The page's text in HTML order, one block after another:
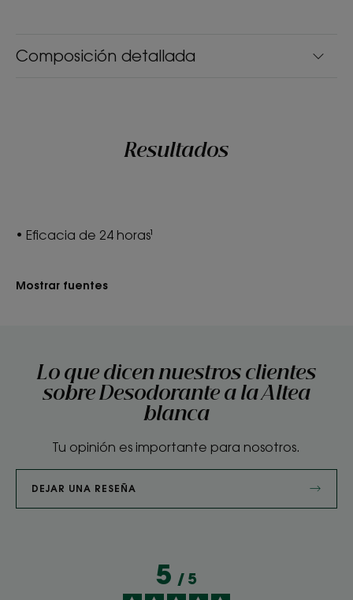
Composición detallada
Resultados
• Eficacia de 24 horas¹
Mostrar fuentes
Lo que dicen nuestros clientes
sobre Desodorante a la Altea
blanca
Tu opinión es importante para nosotros.
DEJAR UNA RESEÑA
5/ 5